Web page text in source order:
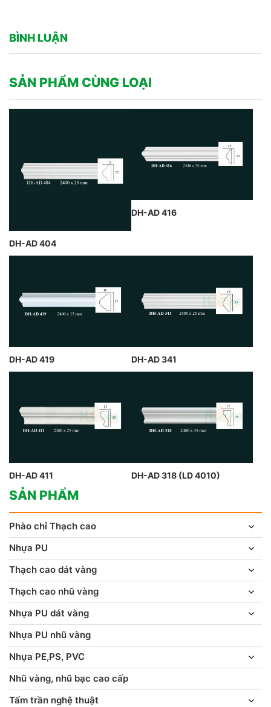
BÌNH LUẬN
SẢN PHẨM CÙNG LOẠI
DH-AD 404
DH-AD 416
DH-AD 419 DH-AD 341
DH-AD 411 DH-AD 318 (LD 4010)
SẢN PHẨM
Phào chỉ Thạch cao
Nhựa PU
Thạch cao dát vàng
Thạch cao nhũ vàng
Nhựa PU dát vàng
Nhựa PU nhũ vàng
Nhựa PE,PS, PVC
Nhũ vàng, nhũ bạc cao cấp
Tấm trần nghệ thuật